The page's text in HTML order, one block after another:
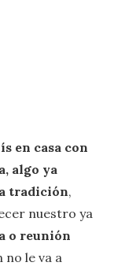
en casa con
algo ya
tradición,
nuestro ya
o reunión
no le va a